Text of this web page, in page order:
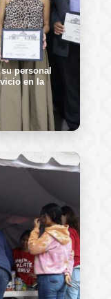
personal
en la